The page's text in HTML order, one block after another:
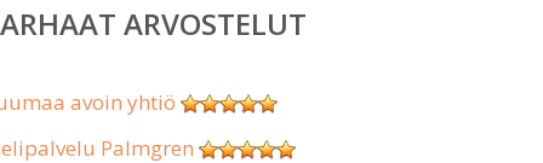
ARVOSTELUT
avoin yhtiö
Palmgren